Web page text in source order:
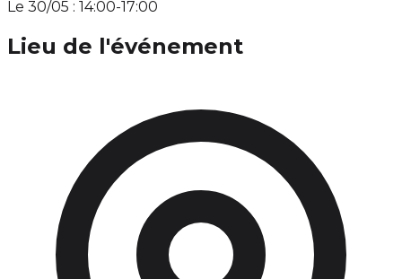
Le 30/05 : 14:00-17:00
Lieu de l'événement